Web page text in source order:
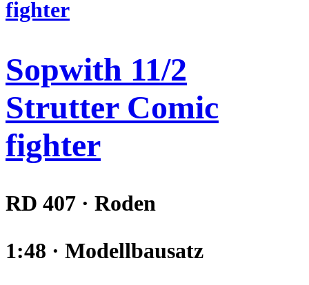
Sopwith 11/2
Strutter Comic
fighter
RD 407 · Roden
1:48 · Modellbausatz